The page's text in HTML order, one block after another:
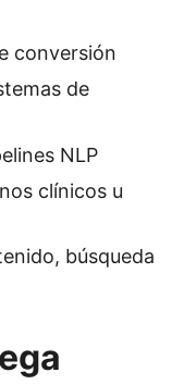
conversión
de
NLP
clínicos u
búsqueda